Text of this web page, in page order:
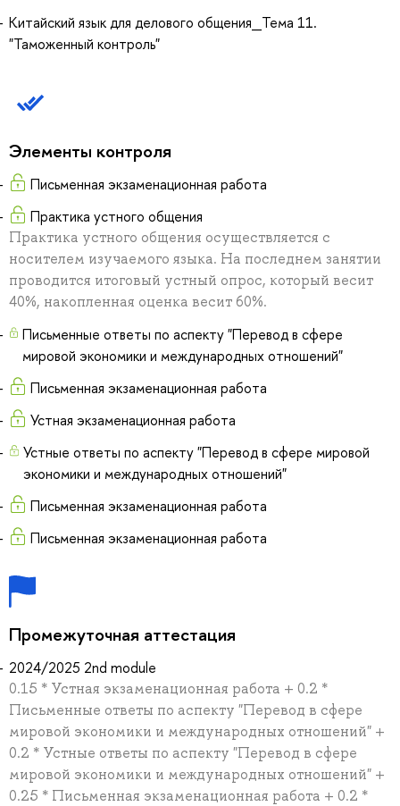
Китайский язык для делового общения_Тема 11.
"Таможенный контроль"
Элементы контроля
Письменная экзаменационная работа
Практика устного общения
Практика устного общения осуществляется с
носителем изучаемого языка. На последнем занятии
проводится итоговый устный опрос, который весит
40%, накопленная оценка весит 60%.
Письменные ответы по аспекту "Перевод в сфере
мировой экономики и международных отношений"
Письменная экзаменационная работа
Устная экзаменационная работа
Устные ответы по аспекту "Перевод в сфере мировой
экономики и международных отношений"
Письменная экзаменационная работа
Письменная экзаменационная работа
Промежуточная аттестация
2024/2025 2nd module
0.15 * Устная экзаменационная работа + 0.2 *
Письменные ответы по аспекту "Перевод в сфере
мировой экономики и международных отношений" +
0.2 * Устные ответы по аспекту "Перевод в сфере
мировой экономики и международных отношений" +
0.25 * Письменная экзаменационная работа + 0.2 *